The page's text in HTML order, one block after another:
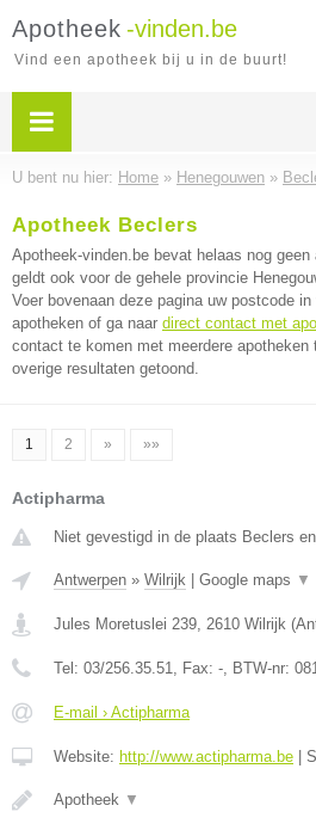
Apotheek -vinden.be
Vind een apotheek bij u in de buurt!
U bent nu hier: Home » Henegouwen »
Apotheek Beclers
Apotheek-vinden.be bevat helaas nog geen
geldt ook voor de gehele provincie
Voer bovenaan deze pagina uw postcode
apotheken of ga naar direct contact met
contact te komen met meerdere apotheken
overige resultaten getoond.
1 2 » »»
Actipharma
Niet gevestigd in de plaats Beclers
Antwerpen » Wilrijk Google maps ▼
Jules Moretuslei 239, 2610 Wilrijk (
Tel: 03/256.35.51, Fax: -, BTW-nr:
E-mail › Actipharma
Website: http://www.actipharma.be
Apotheek ▼